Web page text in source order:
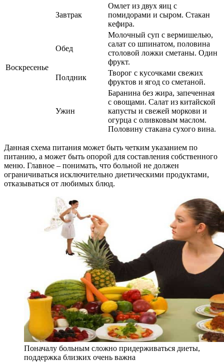
Воскресенье
Завтрак
Омлет из двух яиц с
помидорами и сыром. Стакан
кефира.
Обед
Молочный суп с вермишелью,
салат со шпинатом, половина
столовой ложки сметаны. Один
фрукт.
Полдник
Творог с кусочками свежих
фруктов и ягод со сметаной.
Ужин
Баранина без жира, запеченная
с овощами. Салат из китайской
капусты и свежей моркови и
огурца с оливковым маслом.
Половину стакана сухого вина.
Данная схема питания может быть четким указанием по
питанию, а может быть опорой для составления собственного
меню. Главное – понимать, что больной не должен
ограничиваться исключительно диетическими продуктами,
отказываться от любимых блюд.
Поначалу больным сложно придерживаться диеты,
поддержка близких очень важна